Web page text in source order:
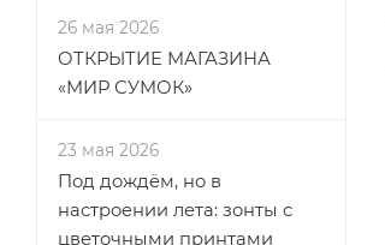
26 мая 2026
ОТКРЫТИЕ МАГАЗИНА
«МИР СУМОК»
23 мая 2026
Под дождём, но в
настроении лета: зонты с
цветочными принтами